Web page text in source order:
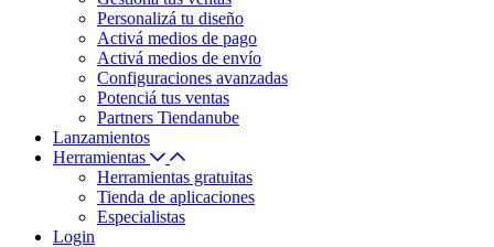
Personalizá tu diseño
Activá medios de pago
Activá medios de envío
Configuraciones avanzadas
Potenciá tus ventas
Partners Tiendanube
Lanzamientos
Herramientas
Herramientas gratuitas
Tienda de aplicaciones
Especialistas
Login